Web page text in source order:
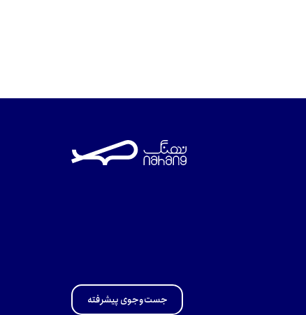
جست‌وجوی پیشرفته